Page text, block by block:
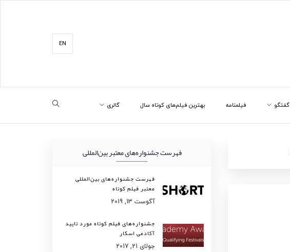
EN
گفتگو فیلمنامه بهترین فیلم‌های کوتاه سال گالری
فهرست جشنواره‌های معتبر بین‌المللی
فهرست جشنواره‌های بین‌المللی
معتبر فیلم کوتاه
آگوست 13, 2019
جشنواره‌های فیلم کوتاه مورد تایید
آکادمی اسکار
جولای 21, 2017